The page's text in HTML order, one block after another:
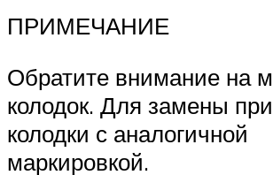
ПРИМЕЧАНИЕ
Обратите внимание на
колодок. Для замены
колодки с аналогичной
маркировкой.